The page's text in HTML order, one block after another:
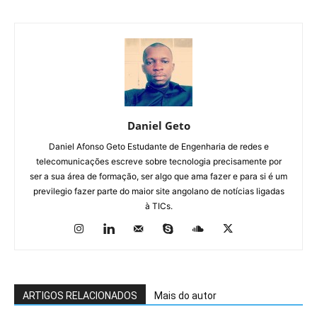
Daniel Geto
Daniel Afonso Geto Estudante de Engenharia de redes e
telecomunicações escreve sobre tecnologia precisamente por
ser a sua área de formação, ser algo que ama fazer e para si é um
previlegio fazer parte do maior site angolano de notícias ligadas
à TICs.
ARTIGOS RELACIONADOS Mais do autor